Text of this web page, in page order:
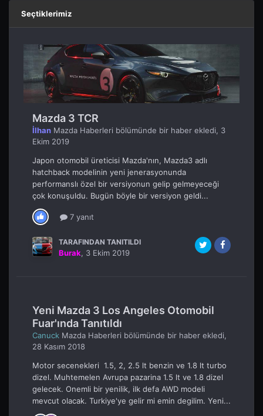
Seçtiklerimiz
Mazda 3 TCR
İlhan Mazda Haberleri bölümünde bir haber ekledi, 3
Ekim 2019
Japon otomobil üreticisi Mazda'nın, Mazda3 adlı
hatchback modelinin yeni jenerasyonunda
performanslı özel bir versiyonun gelip gelmeyeceği
çok konuşuldu. Bugün böyle bir versiyon geldi...
7 yanıt
TARAFINDAN TANITILDI
Burak, 3 Ekim 2019
Yeni Mazda 3 Los Angeles Otomobil
Fuar'ında Tanıtıldı
Canuck Mazda Haberleri bölümünde bir haber ekledi,
28 Kasım 2018
Motor secenekleri 1.5, 2, 2.5 lt benzin ve 1.8 lt turbo
dizel. Muhtemelen Avrupa pazarina 1.5 lt ve 1.8 dizel
gelecek. Onemli bir yenilik, ilk defa AWD modeli
mevcut olacak. Turkiye'ye gelir mi emin degilim. Yeni...